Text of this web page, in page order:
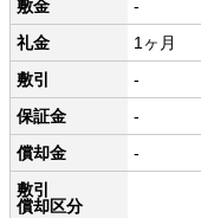
敷金
-
礼金
1ヶ月
敷引
-
保証金
-
償却金
-
敷引
償却区分